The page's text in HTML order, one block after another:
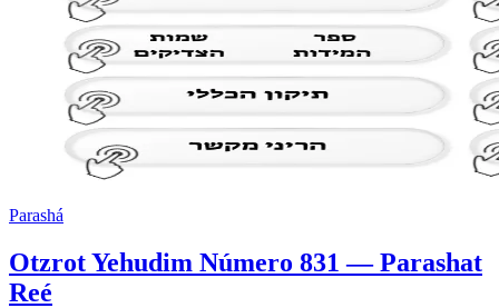
Parashá
Otzrot Yehudim Número 831 — Parashat
Reé